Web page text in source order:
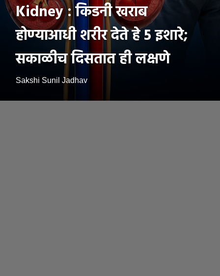
Kidney : किडनी खराब
होण्याआधी शरीर देते हे 5 इशारे;
सकाळीच दिसतात ही लक्षणे
Sakshi Sunil Jadhav